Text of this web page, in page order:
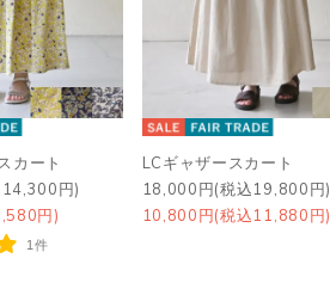
カート
円)
円)
1件
LCギャザースカート
18,000円(税込19,800円)
10,800円(税込11,880円)